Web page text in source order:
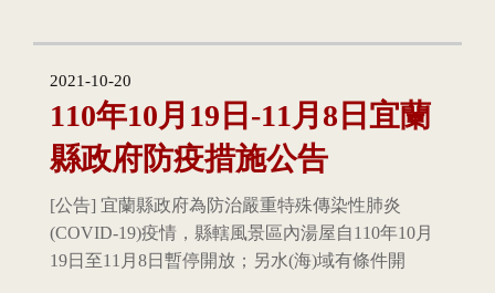
2021-10-20
110年10月19日-11月8日宜蘭
縣政府防疫措施公告
[公告] 宜蘭縣政府為防治嚴重特殊傳染性肺炎
(COVID-19)疫情，縣轄風景區內湯屋自110年10月
19日至11月8日暫停開放；另水(海)域有條件開